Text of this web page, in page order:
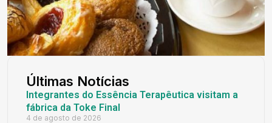
Últimas Notícias
Integrantes do Essência Terapêutica visitam a
fábrica da Toke Final
4 de agosto de 2026